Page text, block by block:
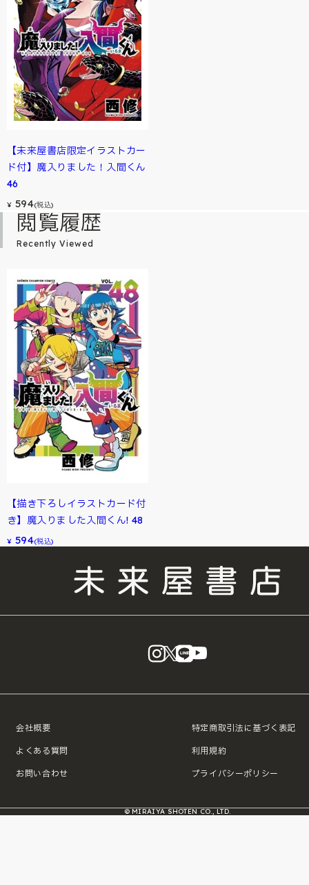
【未来屋書店限定イラストカー
ド付】魔入りました！入間くん
46
¥ 594(税込)
閲覧履歴
Recently Viewed
【描き下ろしイラストカード付
き】魔入りました入間くん! 48
¥ 594(税込)
instagram
X LINE
会社概要
よくある質問
お問い合わせ
特定商取引法に基づく表記
利用規約
プライバシーポリシー
© MIRAIYA SHOTEN CO., LTD.